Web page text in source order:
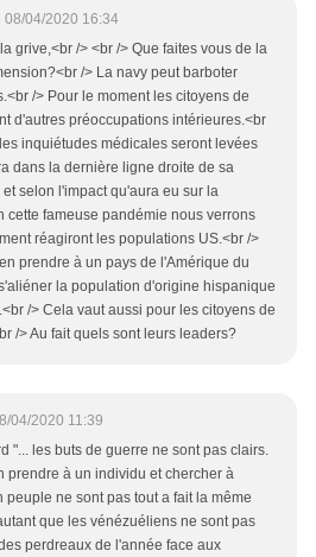
08/04/2020 16:34
grive,<br /> <br /> Que faites vous de la
/> La navy peut barboter
/> Pour le moment les citoyens de
d'autres préoccupations intérieures.<br
inquiétudes médicales seront levées
dans la dernière ligne droite de sa
selon l'impact qu'aura eu sur la
cette fameuse pandémie nous verrons
réagiront les populations US.<br />
prendre à un pays de l'Amérique du
la population d'origine hispanique
/> Cela vaut aussi pour les citoyens de
/> Au fait quels sont leurs leaders?
04/2020 11:39
"... les buts de guerre ne sont pas clairs.
prendre à un individu et chercher à
peuple ne sont pas tout a fait la même
que les vénézuéliens ne sont pas
perdreaux de l'année face aux